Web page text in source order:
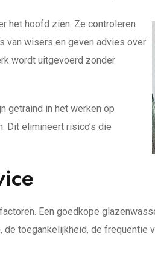
het hoofd zien. Ze controleren
van wisers en geven advies over
wordt uitgevoerd zonder
getraind in het werken op
Dit elimineert risico’s die
Een goedkope
toegankelijkheid, de